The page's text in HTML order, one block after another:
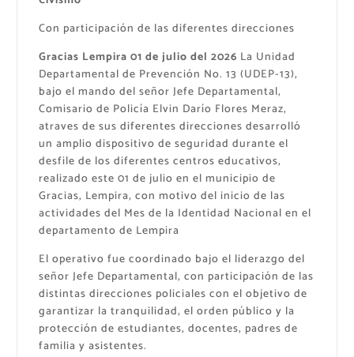
Con participación de las diferentes direcciones
Gracias Lempira 01 de julio del 2026 La Unidad
Departamental de Prevención No. 13 (UDEP-13),
bajo el mando del señor Jefe Departamental,
Comisario de Policía Elvin Darío Flores Meraz,
atraves de sus diferentes direcciones desarrolló
un amplio dispositivo de seguridad durante el
desfile de los diferentes centros educativos,
realizado este 01 de julio en el municipio de
Gracias, Lempira, con motivo del inicio de las
actividades del Mes de la Identidad Nacional en el
departamento de Lempira
El operativo fue coordinado bajo el liderazgo del
señor Jefe Departamental, con participación de las
distintas direcciones policiales con el objetivo de
garantizar la tranquilidad, el orden público y la
protección de estudiantes, docentes, padres de
familia y asistentes.